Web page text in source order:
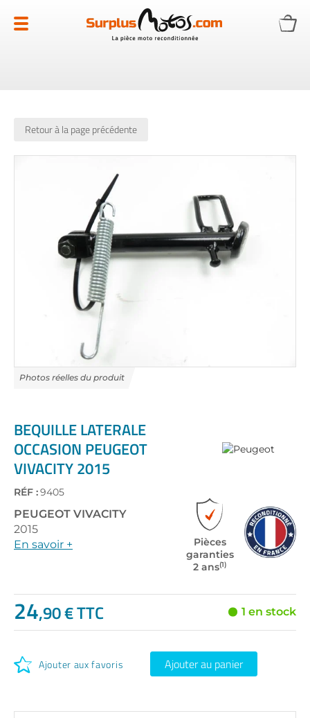
au
contenu
Retour à la page précédente
the
beginning
of
the
images
gallery
BEQUILLE LATERALE
OCCASION PEUGEOT
VIVACITY 2015
RÉF :9405
PEUGEOT VIVACITY
2015
En savoir +
Pièces
garanties
2 ans(1)
24,90 € TTC 1 en stock
Ajouter aux favoris Ajouter au panier